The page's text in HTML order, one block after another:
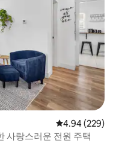
평점 4.94점(5
4.94 (229)
사랑스러운 전원 주택